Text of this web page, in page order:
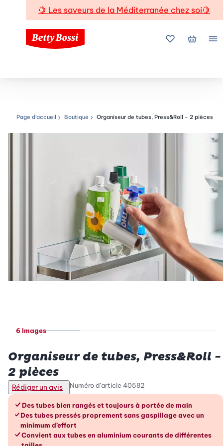
🍋 Les saveurs de la Méditerranée chez soi🍋
Mes favoris
Mon
Chemin de navigation
Page d’accueil Boutique Organiseur de tubes, Press&Roll - 2 pièces
6 Images
Organiseur de tubes, Press&Roll -
2 pièces
Rédiger un avis Numéro d’article 40582
Les avantages en un coup d’œil
Des tubes bien rangés et toujours à portée de main
Des tubes pressés proprement sans gaspillage avec un
minimum d’effort
Convient aux tubes en aluminium courants de différentes